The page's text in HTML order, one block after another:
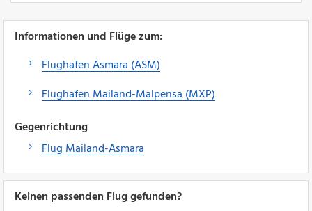
Informationen und Flüge zum:
Flughafen Asmara (ASM)
Flughafen Mailand-Malpensa (MXP)
Gegenrichtung
Flug Mailand-Asmara
Keinen passenden Flug gefunden?